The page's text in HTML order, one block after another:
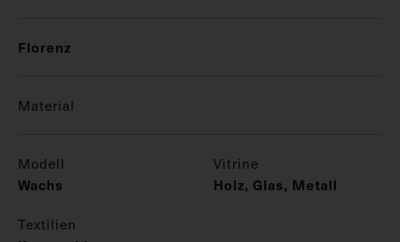
Florenz
Material
Modell
Wachs
Vitrine
Holz, Glas, Metall
Textilien